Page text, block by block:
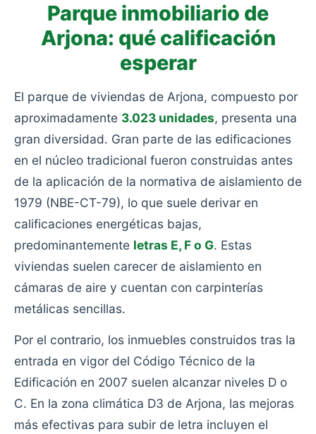
Parque inmobiliario de
Arjona: qué calificación
esperar
El parque de viviendas de Arjona, compuesto por
aproximadamente 3.023 unidades, presenta una
gran diversidad. Gran parte de las edificaciones
en el núcleo tradicional fueron construidas antes
de la aplicación de la normativa de aislamiento de
1979 (NBE-CT-79), lo que suele derivar en
calificaciones energéticas bajas,
predominantemente letras E, F o G. Estas
viviendas suelen carecer de aislamiento en
cámaras de aire y cuentan con carpinterías
metálicas sencillas.
Por el contrario, los inmuebles construidos tras la
entrada en vigor del Código Técnico de la
Edificación en 2007 suelen alcanzar niveles D o
C. En la zona climática D3 de Arjona, las mejoras
más efectivas para subir de letra incluyen el